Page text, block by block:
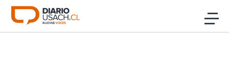
Click acá para ir directamente al contenido